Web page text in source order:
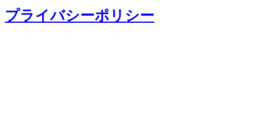
プライバシーポリシー